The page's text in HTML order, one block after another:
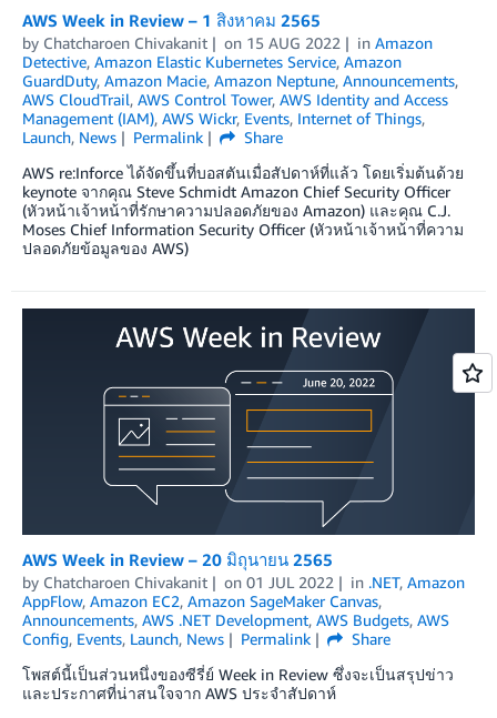
AWS Week in Review – 1 สิงหาคม 2565
by Chatcharoen Chivakanit on 15 AUG 2022 in Amazon
Detective, Amazon Elastic Kubernetes Service, Amazon
GuardDuty, Amazon Macie, Amazon Neptune, Announcements,
AWS CloudTrail, AWS Control Tower, AWS Identity and Access
Management (IAM), AWS Wickr, Events, Internet of Things,
Launch, News Permalink
Share
AWS re:Inforce ได้จัดขึ้นที่บอสตันเมื่อสัปดาห์ที่แล้ว โดยเริ่มต้นด้วย
keynote จากคุณ Steve Schmidt Amazon Chief Security Officer
(หัวหน้าเจ้าหน้าที่รักษาความปลอดภัยของ Amazon) และคุณ C.J.
Moses Chief Information Security Officer (หัวหน้าเจ้าหน้าที่ความ
ปลอดภัยข้อมูลของ AWS)
AWS Week in Review – 20 มิถุนายน 2565
by Chatcharoen Chivakanit on 01 JUL 2022 in .NET, Amazon
AppFlow, Amazon EC2, Amazon SageMaker Canvas,
Announcements, AWS .NET Development, AWS Budgets, AWS
Config, Events, Launch, News Permalink
Share
โพสต์นี้เป็นส่วนหนึ่งของซีรี่ย์ Week in Review ซึ่งจะเป็นสรุปข่าว
และประกาศที่น่าสนใจจาก AWS ประจำสัปดาห์